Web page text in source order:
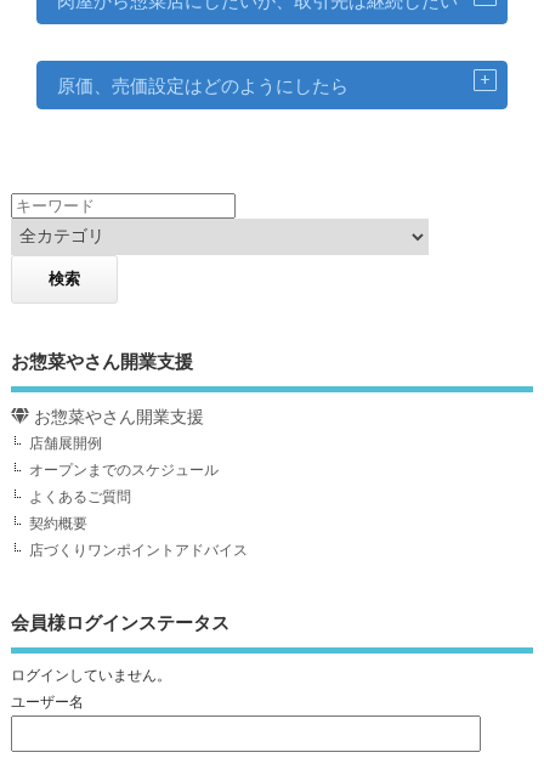
原価、売価設定はどのようにしたら
お惣菜やさん開業支援
お惣菜やさん開業支援
店舗展開例
オープンまでのスケジュール
よくあるご質問
契約概要
店づくりワンポイントアドバイス
会員様ログインステータス
ログインしていません。
ユーザー名